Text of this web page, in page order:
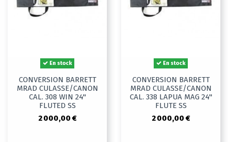
En stock
CONVERSION BARRETT
MRAD CULASSE/CANON
CAL. 308 WIN 24"
FLUTED SS
2 000,00 €
En stock
CONVERSION BARRETT
MRAD CULASSE/CANON
CAL. 338 LAPUA MAG 24"
FLUTE SS
2 000,00 €